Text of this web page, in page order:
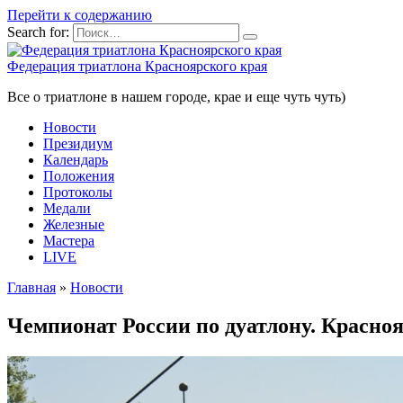
Перейти к содержанию
Search for:
Федерация триатлона Красноярского края
Все о триатлоне в нашем городе, крае и еще чуть чуть)
Новости
Президиум
Календарь
Положения
Протоколы
Медали
Железные
Мастера
LIVE
Главная » Новости
Чемпионат России по дуатлону.